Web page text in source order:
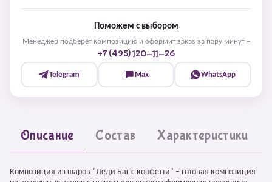
Поможем с выбором
Менеджер подберёт композицию и оформит заказ за пару минут –
+7 (495) 120-11-26
Telegram Max WhatsApp
Описание Состав Характеристики
Композиция из шаров "Леди Баг с конфетти" – готовая композиция